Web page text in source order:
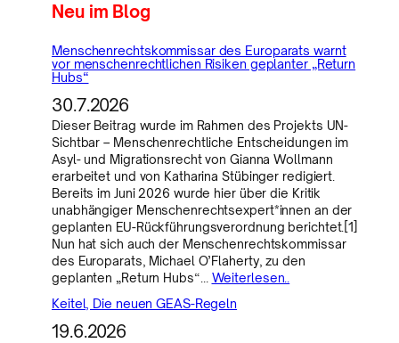
Neu im Blog
Menschenrechtskommissar des Europarats warnt
vor menschenrechtlichen Risiken geplanter „Return
Hubs“
30.7.2026
Dieser Beitrag wurde im Rahmen des Projekts UN-
Sichtbar – Menschenrechtliche Entscheidungen im
Asyl- und Migrationsrecht von Gianna Wollmann
erarbeitet und von Katharina Stübinger redigiert.
Bereits im Juni 2026 wurde hier über die Kritik
unabhängiger Menschenrechtsexpert*innen an der
geplanten EU-Rückführungsverordnung berichtet.[1]
Nun hat sich auch der Menschenrechtskommissar
des Europarats, Michael O’Flaherty, zu den
geplanten „Return Hubs“… Weiterlesen..
Keitel, Die neuen GEAS-Regeln
19.6.2026